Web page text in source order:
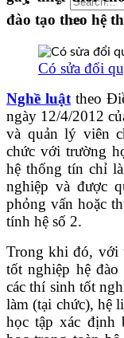
đào tạo theo hệ
Có sửa đổi
Nghề luật theo
ngày 12/4/2012
và quản lý viên
chức với trường
hệ thống tín chỉ
nghiệp và được
phỏng vấn hoặc
tính hệ số 2.
Trong khi đó, với
tốt nghiệp hệ
các thí sinh tốt
làm (tại chức), hệ
học tập xác định